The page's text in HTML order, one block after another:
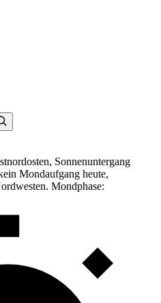
Sonnenuntergang
Mondaufgang heute,
Mondphase: